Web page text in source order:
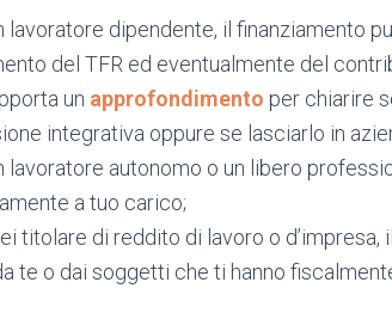
lavoratore dipendente, il finanziamento
del TFR ed eventualmente del
un approfondimento per chiarire
integrativa oppure se lasciarlo in
lavoratore autonomo o un libero
a tuo carico;
titolare di reddito di lavoro o d’impresa,
te o dai soggetti che ti hanno